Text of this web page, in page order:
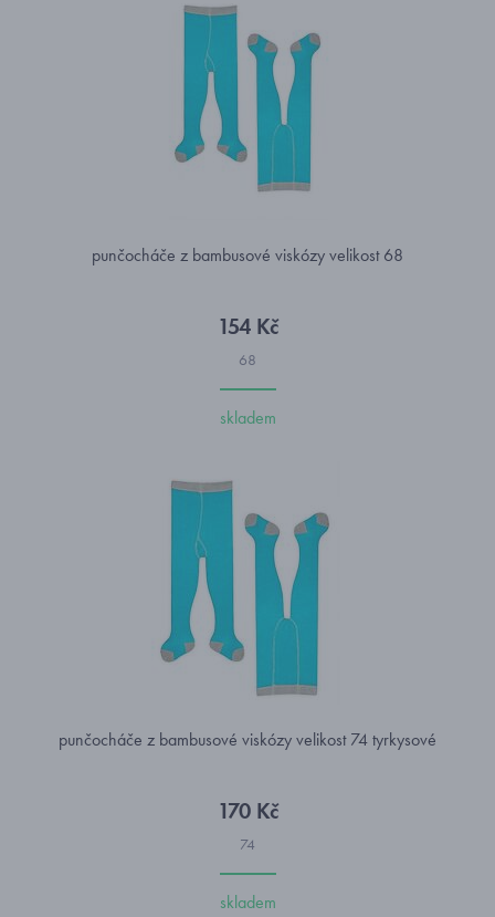
punčocháče z bambusové viskózy velikost 68
154 Kč
68
skladem
punčocháče z bambusové viskózy velikost 74 tyrkysové
170 Kč
74
skladem